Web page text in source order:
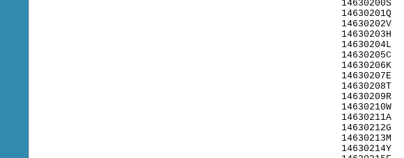
14630200S
14630201Q
14630202V
14630203H
14630204L
14630205C
14630206K
14630207E
14630208T
14630209R
14630210W
14630211A
14630212G
14630213M
14630214Y